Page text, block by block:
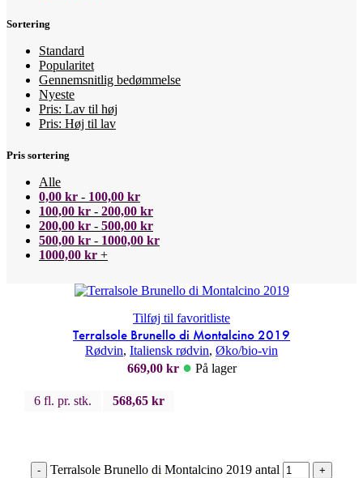
Sortering
Standard
Popularitet
Gennemsnitlig bedømmelse
Nyeste
Pris: Lav til høj
Pris: Høj til lav
Pris sortering
Alle
0,00 kr - 100,00 kr
100,00 kr - 200,00 kr
200,00 kr - 500,00 kr
500,00 kr - 1000,00 kr
1000,00 kr +
Tilføj til favoritliste
Terralsole Brunello di Montalcino 2019
Rødvin, Italiensk rødvin, Øko/bio-vin
669,00 kr ● På lager
6 fl. pr. stk. 568,65 kr
- Terralsole Brunello di Montalcino 2019 antal +